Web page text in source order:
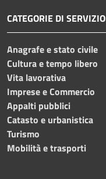
CATEGORIE DI SERVIZIO
Anagrafe e stato civile
Cultura e tempo libero
Vita lavorativa
Imprese e Commercio
Appalti pubblici
Catasto e urbanistica
Turismo
Mobilità e trasporti